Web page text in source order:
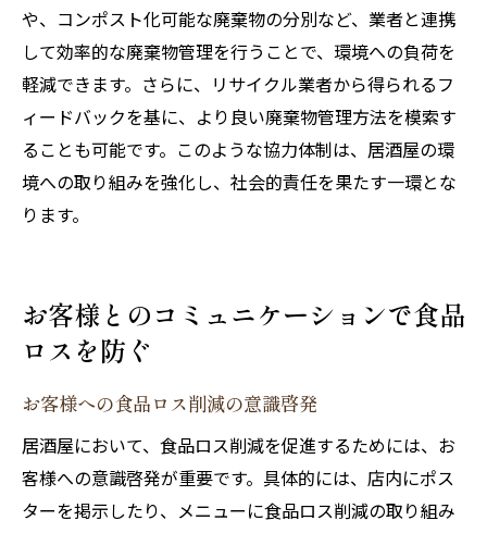
や、コンポスト化可能な廃棄物の分別など、業者と連携
して効率的な廃棄物管理を行うことで、環境への負荷を
軽減できます。さらに、リサイクル業者から得られるフ
ィードバックを基に、より良い廃棄物管理方法を模索す
ることも可能です。このような協力体制は、居酒屋の環
境への取り組みを強化し、社会的責任を果たす一環とな
ります。
お客様とのコミュニケーションで食品
ロスを防ぐ
お客様への食品ロス削減の意識啓発
居酒屋において、食品ロス削減を促進するためには、お
客様への意識啓発が重要です。具体的には、店内にポス
ターを掲示したり、メニューに食品ロス削減の取り組み